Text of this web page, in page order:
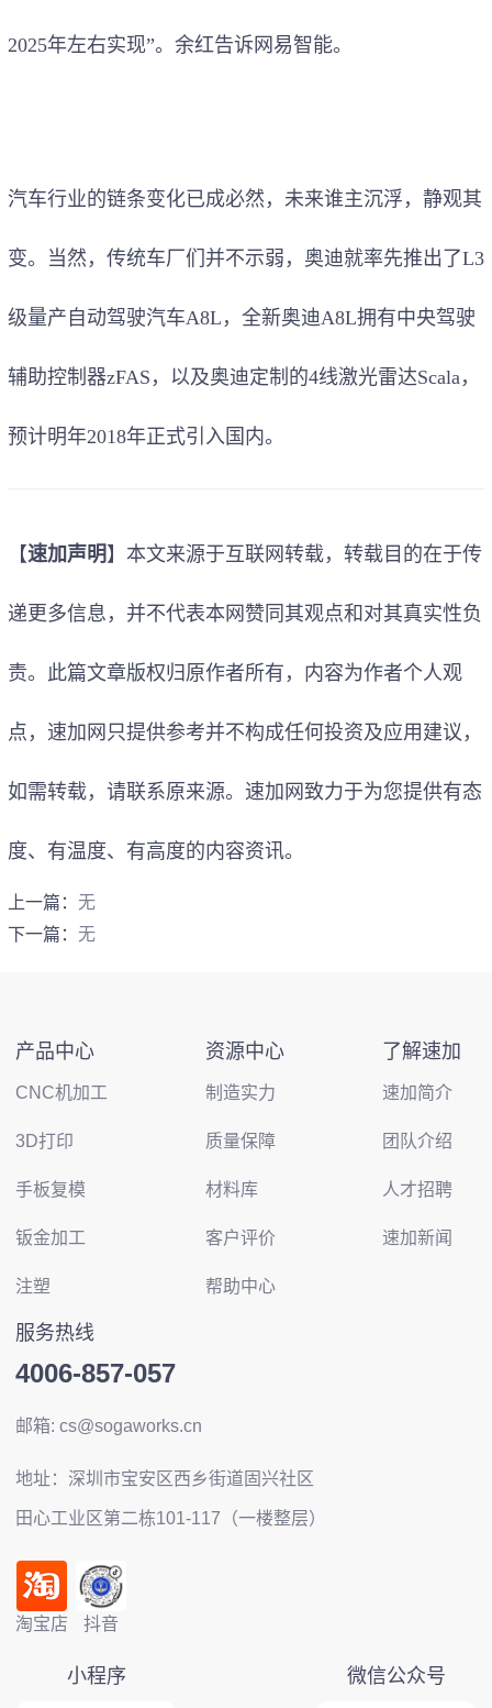
2025年左右实现”。余红告诉网易智能。
汽车行业的链条变化已成必然，未来谁主沉浮，静观其
变。 当然，传统车厂们并不示弱，奥迪就率先推出了L3
级量产自动驾驶汽车A8L，全新奥迪A8L拥有中央驾驶
辅助控制器zFAS，以及奥迪定制的4线激光雷达Scala，
预计明年2018年正式引入国内。
【速加声明】本文来源于互联网转载，转载目的在于传
递更多信息，并不代表本网赞同其观点和对其真实性负
责。此篇文章版权归原作者所有，内容为作者个人观
点， 速加网 只提供参考并不构成任何投资及应用建议，
如需转载，请联系原来源。速加网致力于为您提供有态
度、有温度、有高度的内容资讯。
上一篇： 无
下一篇： 无
产品中心
CNC机加工
3D打印
手板复模
钣金加工
注塑
资源中心
制造实力
质量保障
材料库
客户评价
帮助中心
了解速加
速加简介
团队介绍
人才招聘
速加新闻
服务热线
4006-857-057
邮箱: cs@sogaworks.cn
地址：深圳市宝安区西乡街道固兴社区
田心工业区第二栋101-117（一楼整层）
淘宝店 抖音
小程序 微信公众号